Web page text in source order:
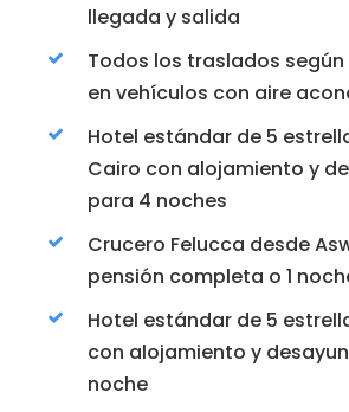
llegada y salida
Todos los traslados
en vehículos con aire
Hotel estándar de 5
Cairo con alojamiento y
para 4 noches
Crucero Felucca desde
pensión completa o 1
Hotel estándar de 5
con alojamiento y
noche